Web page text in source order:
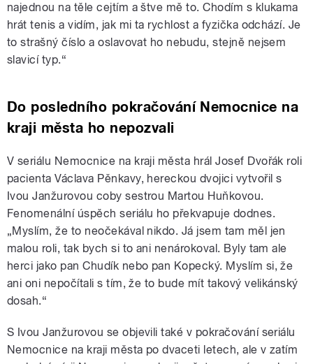
najednou na těle cejtím a štve mě to. Chodím s klukama
hrát tenis a vidím, jak mi ta rychlost a fyzička odchází. Je
to strašný číslo a oslavovat ho nebudu, stejně nejsem
slavicí typ.“
Do posledního pokračování Nemocnice na
kraji města ho nepozvali
V seriálu Nemocnice na kraji města hrál Josef Dvořák roli
pacienta Václava Pěnkavy, hereckou dvojici vytvořil s
Ivou Janžurovou coby sestrou Martou Huňkovou.
Fenomenální úspěch seriálu ho překvapuje dodnes.
„Myslím, že to neočekával nikdo. Já jsem tam měl jen
malou roli, tak bych si to ani nenárokoval. Byly tam ale
herci jako pan Chudík nebo pan Kopecký. Myslím si, že
ani oni nepočítali s tím, že to bude mít takový velikánský
dosah.“
S Ivou Janžurovou se objevili také v pokračování seriálu
Nemocnice na kraji města po dvaceti letech, ale v zatím